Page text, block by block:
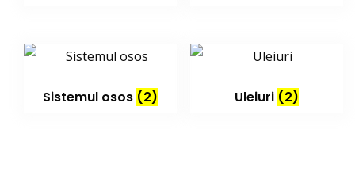
Sistemul osos (2) Uleiuri (2)